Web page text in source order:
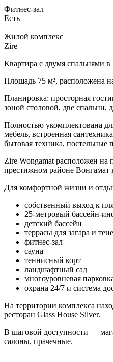
Фитнес-зал
Есть
Жилой комплекс
Zire
Квартира с двумя спальнями в
Площадь 75 м², расположена
Планировка: просторная
зоной столовой, две спальни,
Полностью укомплектована
мебель, встроенная
бытовая техника, постельные
Zire Wongamat расположен на
престижном районе Вонгамат
Для комфортной жизни и
собственный выход к
25-метровый бассейн-
детский бассейн
террасы для загара и
фитнес-зал
сауна
теннисный корт
ландшафтный сад
многоуровневая
охрана 24/7 и система
На территории комплекса
ресторан Glass House Silver.
В шаговой доступности —
салоны, прачечные.